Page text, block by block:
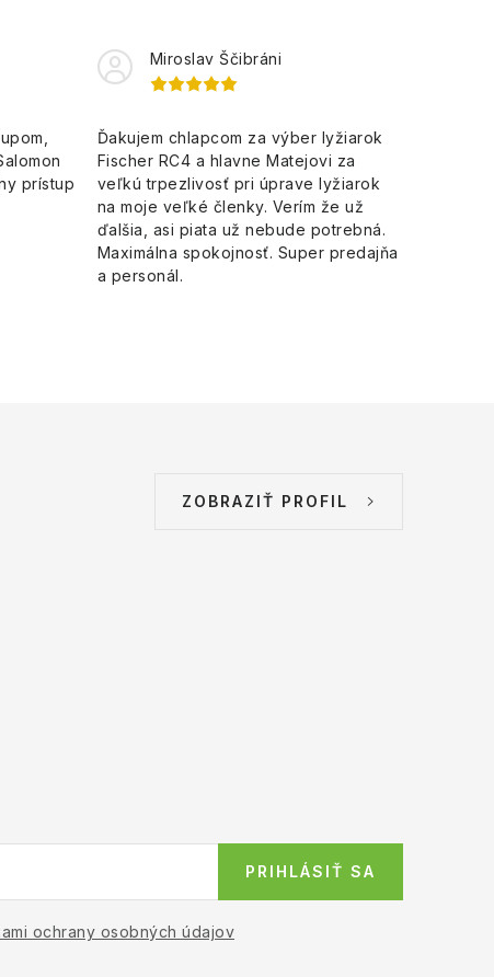
prístup
Miroslav Ščibráni
Ďakujem chlapcom za výber lyžiarok
Fischer RC4 a hlavne Matejovi za
veľkú trpezlivosť pri úprave lyžiarok
na moje veľké členky. Verím že už
ďalšia, asi piata už nebude potrebná.
Maximálna spokojnosť. Super predajňa
a personál.
ZOBRAZIŤ PROFIL
ochrany osobných údajov
PRIHLÁSIŤ SA